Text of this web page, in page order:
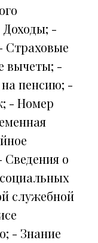
Доходы; -
Страховые
вычеты; -
пенсию; -
- Номер
о
служебной
- Знание